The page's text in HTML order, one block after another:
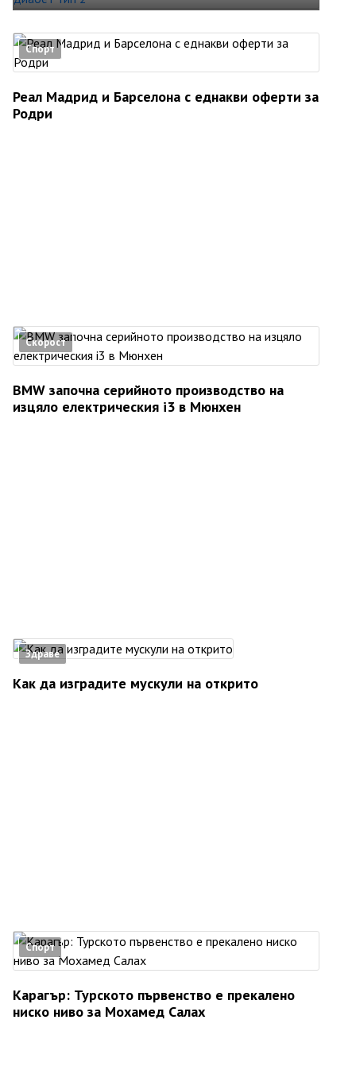
Спорт
Реал Мадрид и Барселона с еднакви оферти за
Родри
Скорост
BMW започна серийното производство на
изцяло електрическия i3 в Мюнхен
Здраве
Как да изградите мускули на открито
Спорт
Карагър: Турското първенство е прекалено
ниско ниво за Мохамед Салах